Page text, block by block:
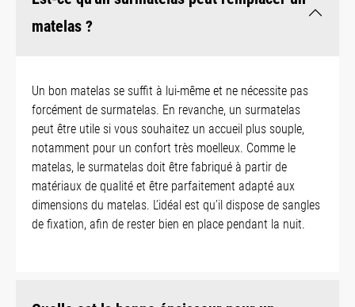
matelas ?
Un bon matelas se suffit à lui-même et ne nécessite pas
forcément de surmatelas. En revanche, un surmatelas
peut être utile si vous souhaitez un accueil plus souple,
notamment pour un confort très moelleux. Comme le
matelas, le surmatelas doit être fabriqué à partir de
matériaux de qualité et être parfaitement adapté aux
dimensions du matelas. L’idéal est qu’il dispose de sangles
de fixation, afin de rester bien en place pendant la nuit.